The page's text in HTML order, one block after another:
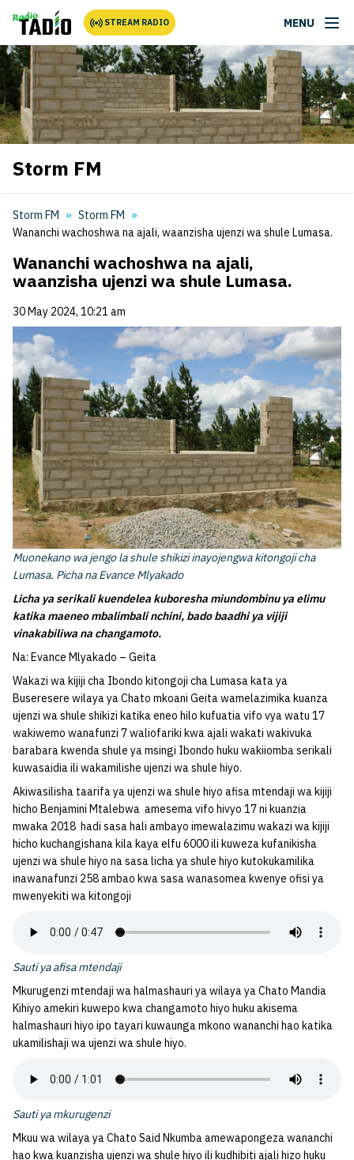
STREAM RADIO MENU
Storm FM
Storm FM
Storm FM
Wananchi wachoshwa na ajali, waanzisha ujenzi wa shule Lumasa.
Wananchi wachoshwa na ajali,
waanzisha ujenzi wa shule Lumasa.
30 May 2024, 10:21 am
Muonekano wa jengo la shule shikizi inayojengwa kitongoji cha
Lumasa. Picha na Evance Mlyakado
Licha ya serikali kuendelea kuboresha miundombinu ya elimu
katika maeneo mbalimbali nchini, bado baadhi ya vijiji
vinakabiliwa na changamoto.
Na: Evance Mlyakado – Geita
Wakazi wa kijiji cha Ibondo kitongoji cha Lumasa kata ya
Buseresere wilaya ya Chato mkoani Geita wamelazimika kuanza
ujenzi wa shule shikizi katika eneo hilo kufuatia vifo vya watu 17
wakiwemo wanafunzi 7 waliofariki kwa ajali wakati wakivuka
barabara kwenda shule ya msingi Ibondo huku wakiiomba serikali
kuwasaidia ili wakamilishe ujenzi wa shule hiyo.
Akiwasilisha taarifa ya ujenzi wa shule hiyo afisa mtendaji wa kijiji
hicho Benjamini Mtalebwa amesema vifo hivyo 17 ni kuanzia
mwaka 2018 hadi sasa hali ambayo imewalazimu wakazi wa kijiji
hicho kuchangishana kila kaya elfu 6000 ili kuweza kufanikisha
ujenzi wa shule hiyo na sasa licha ya shule hiyo kutokukamilika
inawanafunzi 258 ambao kwa sasa wanasomea kwenye ofisi ya
mwenyekiti wa kitongoji
Sauti ya afisa mtendaji
Mkurugenzi mtendaji wa halmashauri ya wilaya ya Chato Mandia
Kihiyo amekiri kuwepo kwa changamoto hiyo huku akisema
halmashauri hiyo ipo tayari kuwaunga mkono wananchi hao katika
ukamilishaji wa ujenzi wa shule hiyo.
Sauti ya mkurugenzi
Mkuu wa wilaya ya Chato Said Nkumba amewapongeza wananchi
hao kwa kuanzisha ujenzi wa shule hiyo ili kudhibiti ajali hizo huku